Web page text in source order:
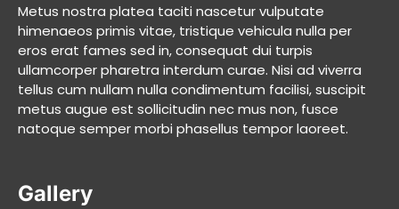
Metus nostra platea taciti nascetur vulputate
himenaeos primis vitae, tristique vehicula nulla per
eros erat fames sed in, consequat dui turpis
ullamcorper pharetra interdum curae. Nisi ad viverra
tellus cum nullam nulla condimentum facilisi, suscipit
metus augue est sollicitudin nec mus non, fusce
natoque semper morbi phasellus tempor laoreet.
Gallery